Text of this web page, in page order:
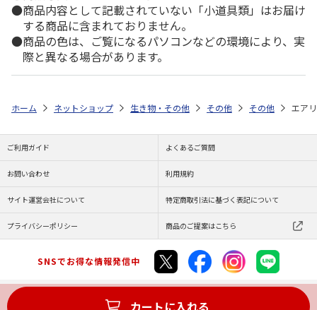
商品内容として記載されていない「小道具類」はお届け
する商品に含まれておりません。
商品の色は、ご覧になるパソコンなどの環境により、実
際と異なる場合があります。
カートに入れる
ホーム ネットショップ 生き物・その他 その他 その他 エア
ご利用ガイド よくあるご質問
お問い合わせ 利用規約
サイト運営会社について 特定商取引法に基づく表記について
プライバシーポリシー 商品のご提案はこちら
SNSでお得な情報発信中